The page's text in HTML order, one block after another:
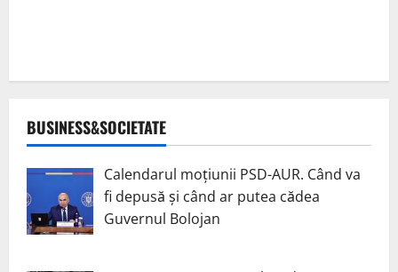
BUSINESS&SOCIETATE
Calendarul moțiunii PSD-AUR. Când va
fi depusă și când ar putea cădea
Guvernul Bolojan